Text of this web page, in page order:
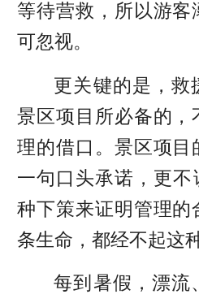
等待营救，所以游客
可忽视。
更关键的是，救
景区项目所必备的，
理的借口。景区项目
一句口头承诺，更不
种下策来证明管理的
条生命，都经不起这
每到暑假，漂流